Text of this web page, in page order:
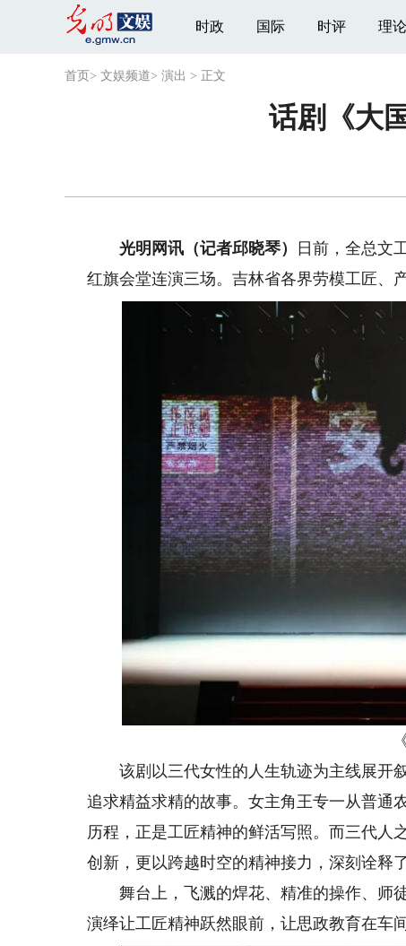
时政 国际 时评 理论
首页 > 文娱频道> 演出 > 正文
话剧《大
光明网讯（记者邱晓琴）
日前，全总文
红旗会堂连演三场。吉林省各界劳模工匠、
《
该剧以三代女性的人生轨迹为主线展开叙
追求精益求精的故事。女主角王专一从普通
历程，正是工匠精神的鲜活写照。而三代人
创新，更以跨越时空的精神接力，深刻诠释
舞台上，飞溅的焊花、精准的操作、师
演绎让工匠精神跃然眼前，让思政教育在车